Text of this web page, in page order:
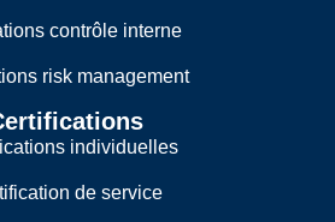
contrôle interne
risk management
individuelles
de service